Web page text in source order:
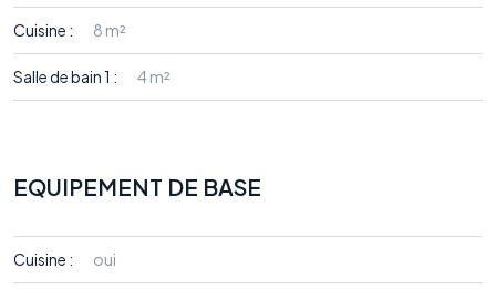
Cuisine : 8 m²
Salle de bain 1 : 4 m²
EQUIPEMENT DE BASE
Cuisine : oui